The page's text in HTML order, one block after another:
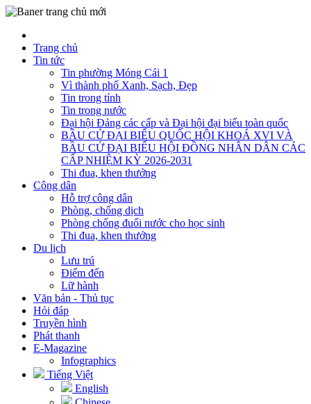
Trang chủ
Tin tức
Tin phường Móng Cái 1
Vì thành phố Xanh, Sạch, Đẹp
Tin trong tỉnh
Tin trong nước
Đại hội Đảng các cấp và Đại hội đại biểu toàn quốc
BẦU CỬ ĐẠI BIỂU QUỐC HỘI KHOÁ XVI VÀ
BẦU CỬ ĐẠI BIỂU HỘI ĐỒNG NHÂN DÂN CÁC
CẤP NHIỆM KỲ 2026-2031
Thi đua, khen thưởng
Công dân
Hỗ trợ công dân
Phòng, chống dịch
Phòng chống đuối nước cho học sinh
Thi đua, khen thưởng
Du lịch
Lưu trú
Điểm đến
Lữ hành
Văn bản - Thủ tục
Hỏi đáp
Truyền hình
Phát thanh
E-Magazine
Infographics
Tiếng Việt
English